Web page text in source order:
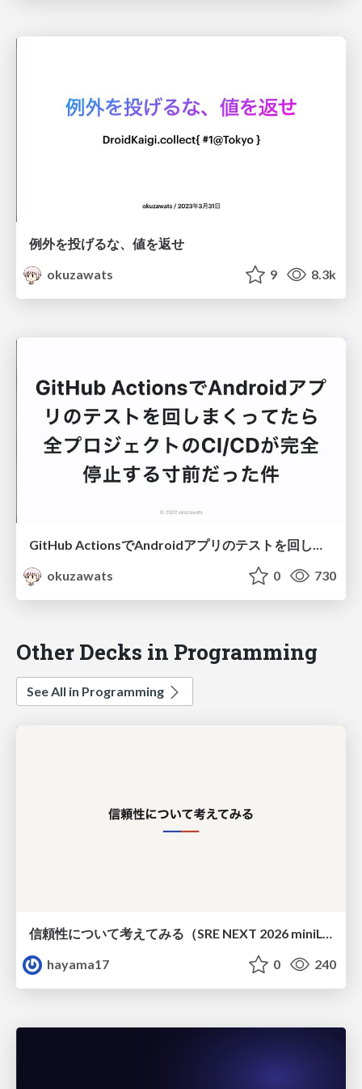
例外を投げるな、値を返せ
okuzawats
9 8.3k
GitHub ActionsでAndroidアプリのテストを回しまくってたら全プロジェクトのCI/CDが完全停止する寸前だった件
okuzawats
0 730
Other Decks in Programming
See All in Programming
hayama17
0 240